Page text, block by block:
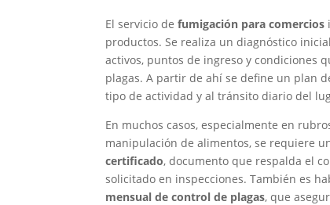
El servicio defumigación para comercios
productos. Se realiza un diagnóstico
activos, puntos de ingreso y condiciones
plagas. A partir de ahí se define un plan
tipo de actividad y al tránsito diario del
En muchos casos, especialmente en
manipulación de alimentos, se requiere
certificado, documento que respalda el
solicitado en inspecciones. También es
mensual de control de plagas, que